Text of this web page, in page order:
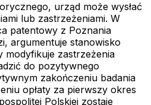
urząd może wysłać
lub zastrzeżeniami. W
patentowy z Poznania
argumentuje stanowisko
modyfikuje zastrzeżenia
do pozytywnego
zakończeniu badania
opłaty za pierwszy okres
Polskiej zostaje